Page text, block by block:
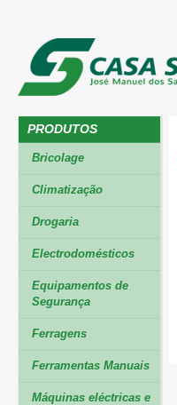
PRODUTOS
Bricolage
Climatização
Drogaria
Electrodomésticos
Equipamentos de
Segurança
Ferragens
Ferramentas Manuais
Máquinas eléctricas e